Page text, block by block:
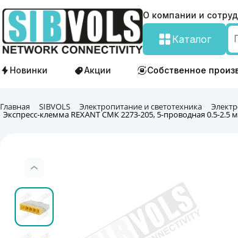
О компании и
Каталог
Новинки Акции Собственное
Главная SIBVOLS Электропитание и светотехника
Экспресс-клемма REXANT СМК 2273-205, 5-проводная 0.5-2.5